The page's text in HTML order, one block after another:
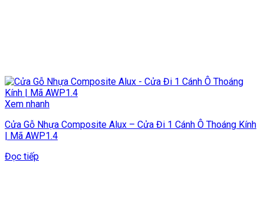
Xem nhanh
Cửa Gỗ Nhựa Composite Alux – Cửa Đi 1 Cánh Ô Thoáng Kính
| Mã AWP1.4
Đọc tiếp